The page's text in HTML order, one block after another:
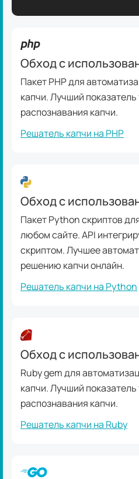
Обход с
Пакет PHP для
капчи. Лучший
распознавания капчи.
Решатель капчи на PHP
Обход с
Пакет Python скриптов
любом сайте. API
скриптом. Лучшее
решению капчи онлайн.
Решатель капчи на Python
Обход с
Ruby gem для
капчи. Лучший
распознавания капчи.
Решатель капчи на Ruby